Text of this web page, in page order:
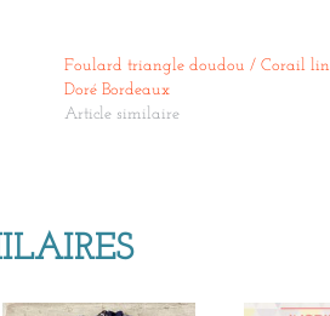
Foulard triangle doudou / Corail lin
Doré Bordeaux
Article similaire